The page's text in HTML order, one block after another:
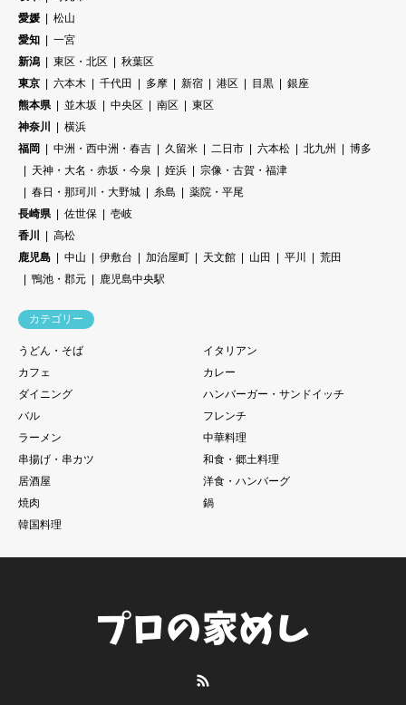
愛媛
松山
愛知
一宮
新潟
東区・北区
秋葉区
東京
六本木 千代田 多摩 新宿 港区 目黒
銀座
熊本県
並木坂 中央区 南区
東区
神奈川
横浜
福岡
中洲・西中洲・春吉 久留米 二日市 六本松 北九州
博多
天神・大名・赤坂・今泉
姪浜
宗像・古賀・福津
春日・那珂川・大野城
糸島
薬院・平尾
長崎県
佐世保
壱岐
香川
高松
鹿児島
中山 伊敷台 加治屋町 天文館 山田 平川
荒田
鴨池・郡元
鹿児島中央駅
カテゴリー
うどん・そば
イタリアン
カフェ
カレー
ダイニング
ハンバーガー・サンドイッチ
バル
フレンチ
ラーメン
中華料理
串揚げ・串カツ
和食・郷土料理
居酒屋
洋食・ハンバーグ
焼肉
鍋
韓国料理